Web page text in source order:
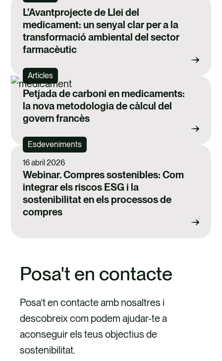
Avaluar la tecnologia adequada i les
opcions de socis per a la desviació de
residus.
suport a la certificació de zero residus.
Implementació:Implanta i millora els
programes de reducció, reutilització i
reciclatge mitjançant suport operatiu,
formació, suport a les adquisicions i
supervisió dels programes. Implanta el
reciclatge de subproductes d’aliments i
begudes.
normativa pertinent.
L’Avantprojecte de Llei del
medicament: un senyal clar per a la
transformació ambiental del sector
farmacèutic
Articles
Petjada de carboni en medicaments:
la nova metodologia de càlcul del
govern francès
Esdeveniments
16 abril 2026
Webinar. Compres sostenibles: Com
integrar els riscos ESG i la
sostenibilitat en els processos de
compres
Posa't en contacte
Posa’t en contacte amb nosaltres i
descobreix com podem ajudar-te a
aconseguir els teus objectius de
sostenibilitat.